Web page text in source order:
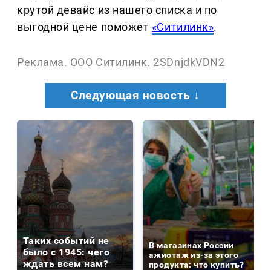
крутой девайс из нашего списка и по
выгодной цене поможет «Ситилинк».
Реклама. ООО Ситилинк. 2SDnjdkVDN2
Следующая новость ↓
Таких событий не
было с 1945: чего
ждать всем нам?
В магазинах России
ажиотаж из-за этого
продукта: что купить?